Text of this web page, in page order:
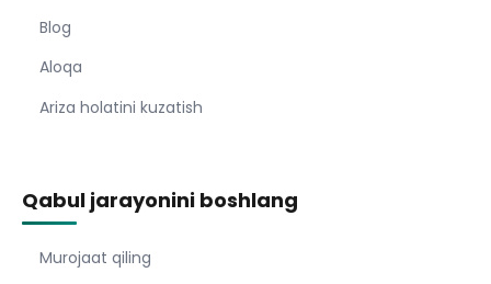
Blog
Aloqa
Ariza holatini kuzatish
Qabul jarayonini boshlang
Murojaat qiling